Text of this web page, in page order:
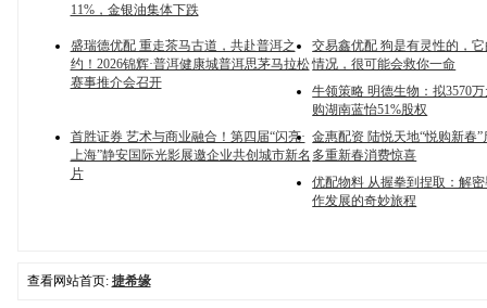
11%，金银油集体下跌
盛瑞德优配 重走茶马古道，共赴普洱之
约！2026锦辉·普洱健康城普洱思茅马拉松
赛事推介会召开
交易鑫优配 狗是有灵性的，
情况，很可能会救你一命
牛领策略 明德生物：拟3570
购湖南蓝怡51%股权
首胜证券 艺术与商业融合！第四届“闪亮·
上海”静安国际光影展邀企业共创城市新名
片
金惠配资 陆悦天地“悦购新春
多重新春消费惊喜
优配物料 从握拳到捏取：解
作发展的奇妙旅程
查看网站首页: 捷希缘